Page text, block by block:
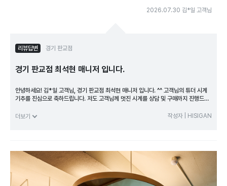
2026.07.30 김*일 고객님
리뷰답변 경기 판교점
경기 판교점 최석현 매니저 입니다.
안녕하세요! 김*일 고객님, 경기 판교점 최석현 매니저 입니다. ^^ 고객님의 튜더 시계
기추를 진심으로 축하드립니다. 저도 고객님께 멋진 시계를 상담 및 구매까지 진행드릴
판교점 많은 관심과 방문 부탁드립니다. 멋진 시계와 함께 오늘도 행복한 하루 되세요~
더보기 작성자 | HISIGAN